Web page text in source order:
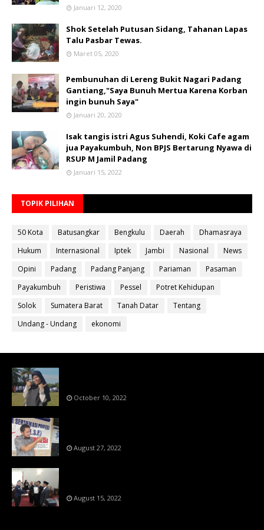
Januari 12, 2020
Shok Setelah Putusan Sidang, Tahanan Lapas
Talu Pasbar Tewas.
Maret 05, 2020
Pembunuhan di Lereng Bukit Nagari Padang
Gantiang,"Saya Bunuh Mertua Karena Korban
ingin bunuh Saya"
Januari 20, 2020
Isak tangis istri Agus Suhendi, Koki Cafe agam
jua Payakumbuh, Non BPJS Bertarung Nyawa di
RSUP M Jamil Padang
Januari 15, 2022
TOPIK PILIHAN
50 Kota Batusangkar Bengkulu Daerah
Dhamasraya
Hukum
Internasional Iptek Jambi Nasional
News
Opini
Padang Padang Panjang Pariaman
Pasaman
Payakumbuh
Peristiwa Pessel
Potret Kehidupan
Solok
Sumatera Barat Tanah Datar
Tentang
Undang - Undang
ekonomi
October 10, 2022
August 27, 2022
August 15, 2022